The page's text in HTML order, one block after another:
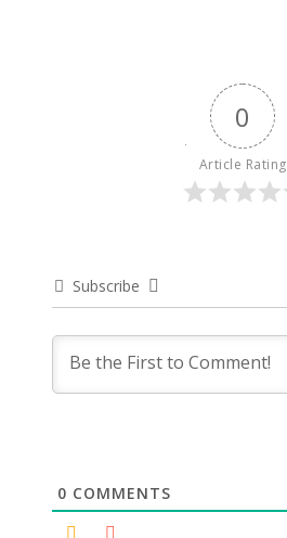
0
Article Rating
Subscribe
0 COMMENTS